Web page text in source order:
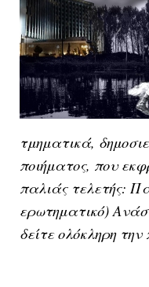
τμηματικά,
ποιήματος, που
παλιάς τελετής:
ερωτηματικό)
δείτε ολόκληρη